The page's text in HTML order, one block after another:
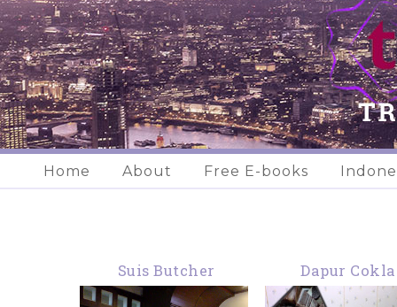
Home About Free E-books
Suis Butcher Dapur